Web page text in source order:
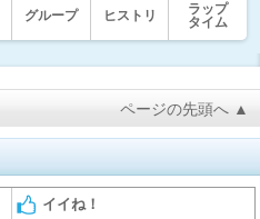
グループ ヒストリ
ラップ
タイム
ページの先頭へ ▲
イイね！